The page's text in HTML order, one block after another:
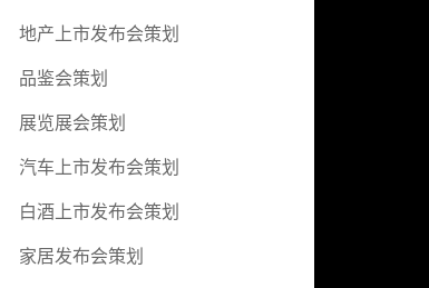
地产上市发布会策划
品鉴会策划
展览展会策划
汽车上市发布会策划
白酒上市发布会策划
家居发布会策划